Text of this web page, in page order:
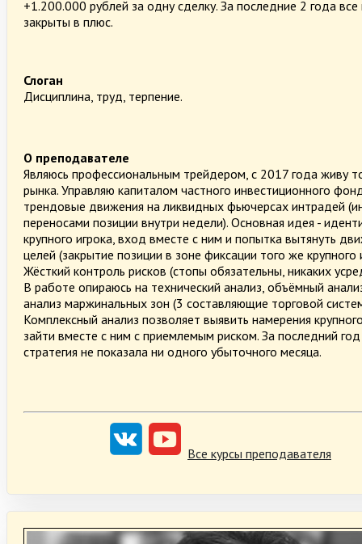
+1.200.000 рублей за одну сделку. За последние 2 года
закрыты в плюс.
Слоган
Дисциплина, труд, терпение.
О преподавателе
Являюсь профессиональным трейдером, с 2017 года живу
рынка. Управляю капиталом частного инвестиционного
трендовые движения на ликвидных фьючерсах интрадей
переносами позиции внутри недели). Основная идея -
крупного игрока, вход вместе с ним и попытка вытянуть
целей (закрытие позиции в зоне фиксации того же крупного
Жёсткий контроль рисков (стопы обязательны, никаких
В работе опираюсь на технический анализ, объёмный
анализ маржинальных зон (3 составляющие торговой
Комплексный анализ позволяет выявить намерения
зайти вместе с ним с приемлемым риском. За последний
стратегия не показала ни одного убыточного месяца.
Все курсы преподавателя